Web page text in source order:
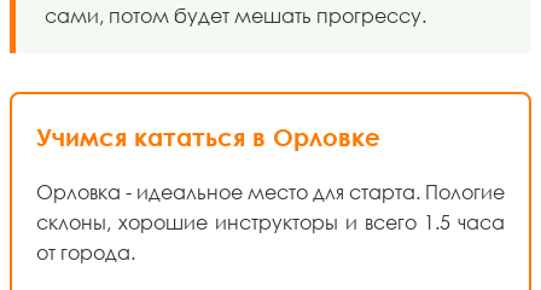
сами, потом будет мешать прогрессу.
Учимся кататься в Орловке
Орловка - идеальное место для старта. Пологие
склоны, хорошие инструкторы и всего 1.5 часа
от города.